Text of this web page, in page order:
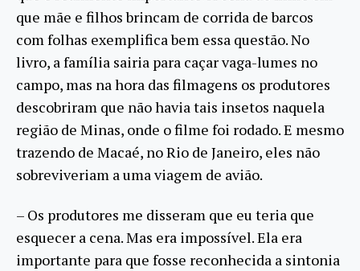
que mãe e filhos brincam de corrida de barcos
com folhas exemplifica bem essa questão. No
livro, a família sairia para caçar vaga-lumes no
campo, mas na hora das filmagens os produtores
descobriram que não havia tais insetos naquela
região de Minas, onde o filme foi rodado. E mesmo
trazendo de Macaé, no Rio de Janeiro, eles não
sobreviveriam a uma viagem de avião.
– Os produtores me disseram que eu teria que
esquecer a cena. Mas era impossível. Ela era
importante para que fosse reconhecida a sintonia